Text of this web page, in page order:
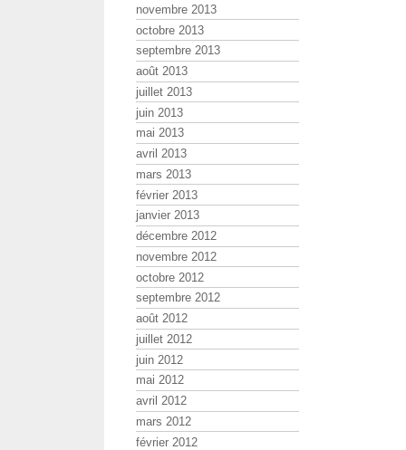
novembre 2013
octobre 2013
septembre 2013
août 2013
juillet 2013
juin 2013
mai 2013
avril 2013
mars 2013
février 2013
janvier 2013
décembre 2012
novembre 2012
octobre 2012
septembre 2012
août 2012
juillet 2012
juin 2012
mai 2012
avril 2012
mars 2012
février 2012